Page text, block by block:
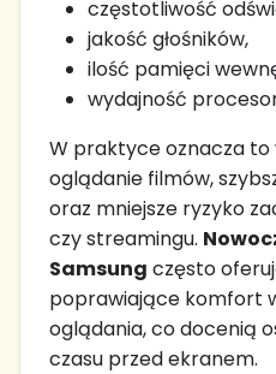
częstotliwość
jakość głośników,
ilość pamięci
wydajność
W praktyce oznacza to
oglądanie filmów,
oraz mniejsze ryzyko
czy streamingu.
Samsung często
poprawiające komfort
oglądania, co docenią
czasu przed ekranem.